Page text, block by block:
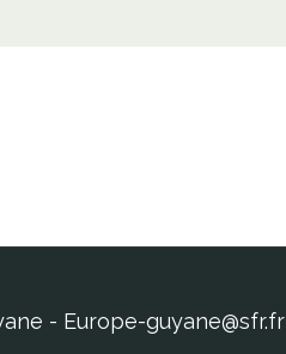
- Europe-guyane@sfr.fr